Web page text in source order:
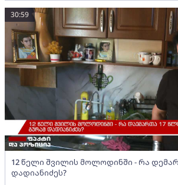
12 წელი შვილის მოლოდინში - რა
დადიანიძეს?
30:59